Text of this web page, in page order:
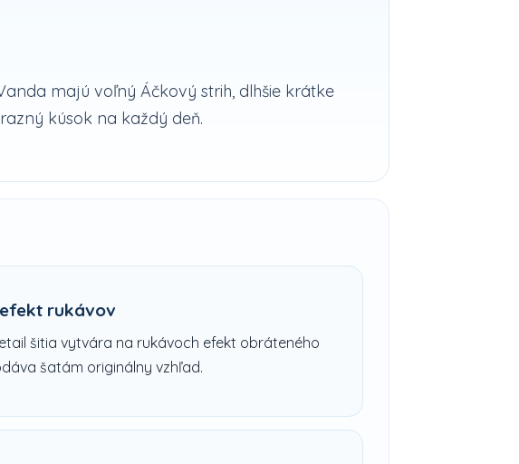
majú voľný Áčkový strih, dlhšie krátke
kúsok na každý deň.
rukávov
šitia vytvára na rukávoch efekt obráteného
šatám originálny vzhľad.